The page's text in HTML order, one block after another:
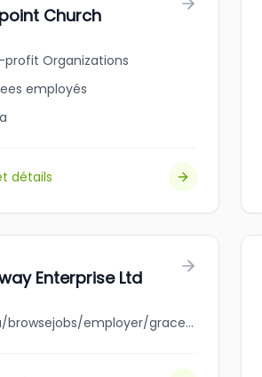
Church
profit Organizations
employés
détails
Enterprise Ltd
jobbank.gc.ca/browsejobs/employer/graceway+enterprise+ltd/ca